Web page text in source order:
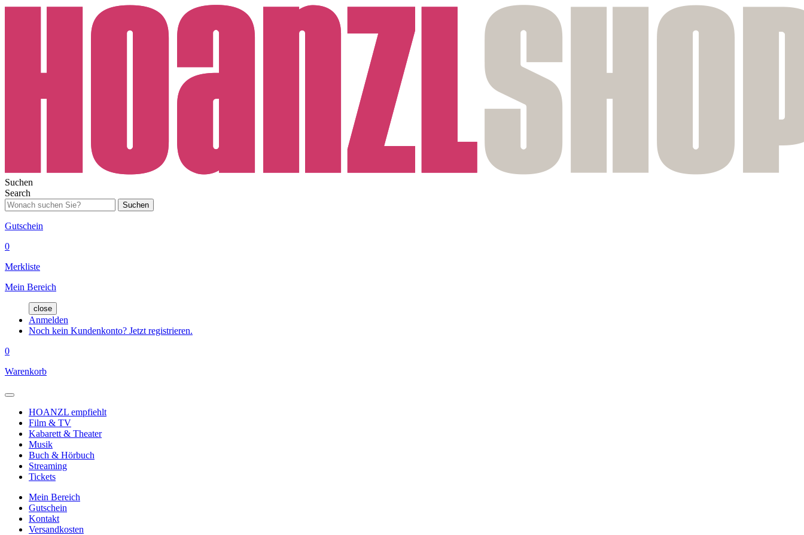
Suchen
Search
Suchen
Gutschein
0
Merkliste
Mein Bereich
close
Anmelden
Noch kein Kundenkonto? Jetzt registrieren.
0
Warenkorb
HOANZL empfiehlt
Film & TV
Kabarett & Theater
Musik
Buch & Hörbuch
Streaming
Tickets
Mein Bereich
Gutschein
Kontakt
Versandkosten